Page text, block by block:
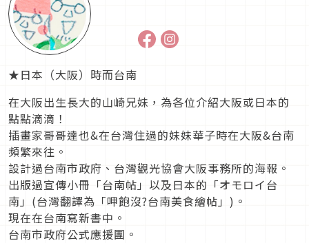
★日本（大阪）時而台南
在大阪出生長大的山崎兄妹，為各位介紹大阪或日本的
點點滴滴！
插畫家哥哥達也&在台灣住過的妹妹華子時在大阪&台南
頻繁來往。
設計過台南市政府、台灣觀光協會大阪事務所的海報。
出版過宣傳小冊「台南帖」以及日本的「オモロイ台
南」(台灣翻譯為「呷飽沒?台南美食繪帖」)。
現在在台南寫新書中。
台南市政府公式應援團。